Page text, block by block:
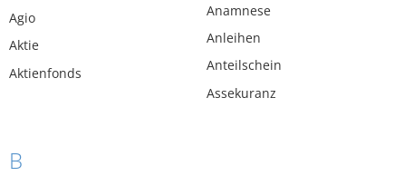
Agio
Aktie
Aktienfonds
Anamnese
Anleihen
Anteilschein
Assekuranz
B